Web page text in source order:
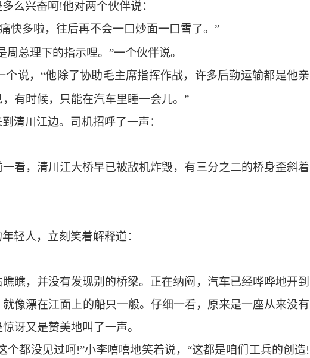
么兴奋呵 !他对两个伙伴说：
快多啦，往后再不会一口炒面一口雪了。”
总理下的指示哩。”一个伙伴说。
个说，“他除了协助毛主席指挥作战，许多后勤运输都是他亲
有时候，只能在汽车里睡一会儿。”
清川江边。司机招呼了一声：
看，清川江大桥早已被敌机炸毁，有三分之二的桥身歪斜着
轻人，立刻笑着解释道：
瞧，并没有发现别的桥梁。正在纳闷，汽车已经哗哗地开到
像漂在江面上的船只一般。仔细一看，原来是一座从来没有
讶又是赞美地叫了一声。
个都没见过呵 !”小李嘻嘻地笑着说，“这都是咱们工兵的创造!